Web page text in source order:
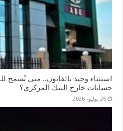
استثناء وحيد بالقانون.. متى يُسمح
حسابات خارج البنك المركزي؟
26 يوليو، 2026